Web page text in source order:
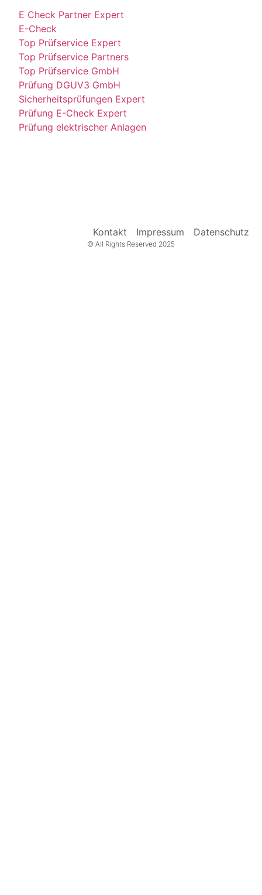
E Check Partner Expert
E-Check
Top Prüfservice Expert
Top Prüfservice Partners
Top Prüfservice GmbH
Prüfung DGUV3 GmbH
Sicherheitsprüfungen Expert
Prüfung E-Check Expert
Prüfung elektrischer Anlagen
Kontakt Impressum Datenschutz
© All Rights Reserved 2025